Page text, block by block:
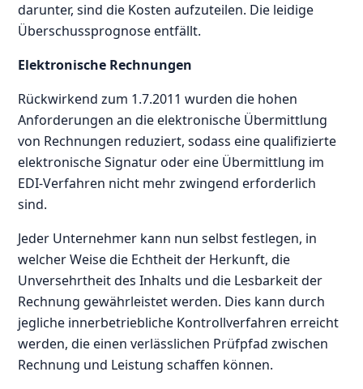
darunter, sind die Kosten aufzuteilen. Die leidige
Überschussprognose entfällt.
Elektronische Rechnungen
Rückwirkend zum 1.7.2011 wurden die hohen
Anforderungen an die elektronische Übermittlung
von Rechnungen reduziert, sodass eine qualifizierte
elektronische Signatur oder eine Übermittlung im
EDI-Verfahren nicht mehr zwingend erforderlich
sind.
Jeder Unternehmer kann nun selbst festlegen, in
welcher Weise die Echtheit der Herkunft, die
Unversehrtheit des Inhalts und die Lesbarkeit der
Rechnung gewährleistet werden. Dies kann durch
jegliche innerbetriebliche Kontrollverfahren erreicht
werden, die einen verlässlichen Prüfpfad zwischen
Rechnung und Leistung schaffen können.